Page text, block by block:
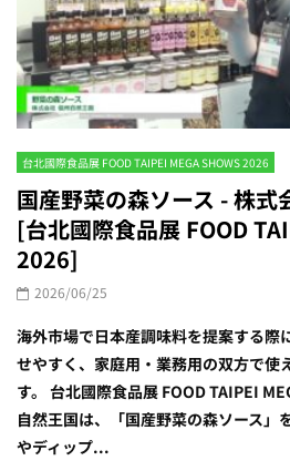
台北國際食品展 FOOD TAIPEI MEGA SHOWS 2026
国産野菜の森ソース - 株式
[台北國際食品展 FOOD
2026]
2026/06/25
海外市場で日本産調味料を提案する際
せやすく、家庭用・業務用の双方で使
す。 台北國際食品展 FOOD TAIPEI
自然王国は、「国産野菜の森ソース」
やディップ...